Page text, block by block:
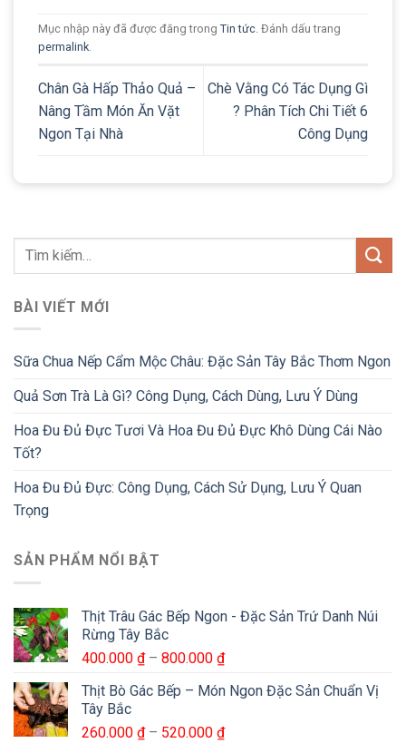
Mục nhập này đã được đăng trong Tin tức. Đánh dấu trang
permalink.
Chân Gà Hấp Thảo Quả –
Nâng Tầm Món Ăn Vặt
Ngon Tại Nhà
Chè Vằng Có Tác Dụng Gì​
? Phân Tích Chi Tiết 6
Công Dụng
BÀI VIẾT MỚI
Sữa Chua Nếp Cẩm Mộc Châu: Đặc Sản Tây Bắc Thơm Ngon
Quả Sơn Trà Là Gì? Công Dụng, Cách Dùng, Lưu Ý Dùng
Hoa Đu Đủ Đực Tươi Và Hoa Đu Đủ Đực Khô Dùng Cái Nào
Tốt?
Hoa Đu Đủ Đực: Công Dụng, Cách Sử Dụng, Lưu Ý Quan
Trọng
SẢN PHẨM NỔI BẬT
Thịt Trâu Gác Bếp Ngon - Đặc Sản Trứ Danh Núi
Rừng Tây Bắc
400.000 ₫ – 800.000 ₫Khoảng
từ
đến
Thịt Bò Gác Bếp – Món Ngon Đặc Sản Chuẩn Vị
Tây Bắc
260.000 ₫ – 520.000 ₫Khoảng